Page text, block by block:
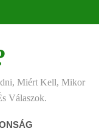
Miért Kell, Mikor
Válaszok.